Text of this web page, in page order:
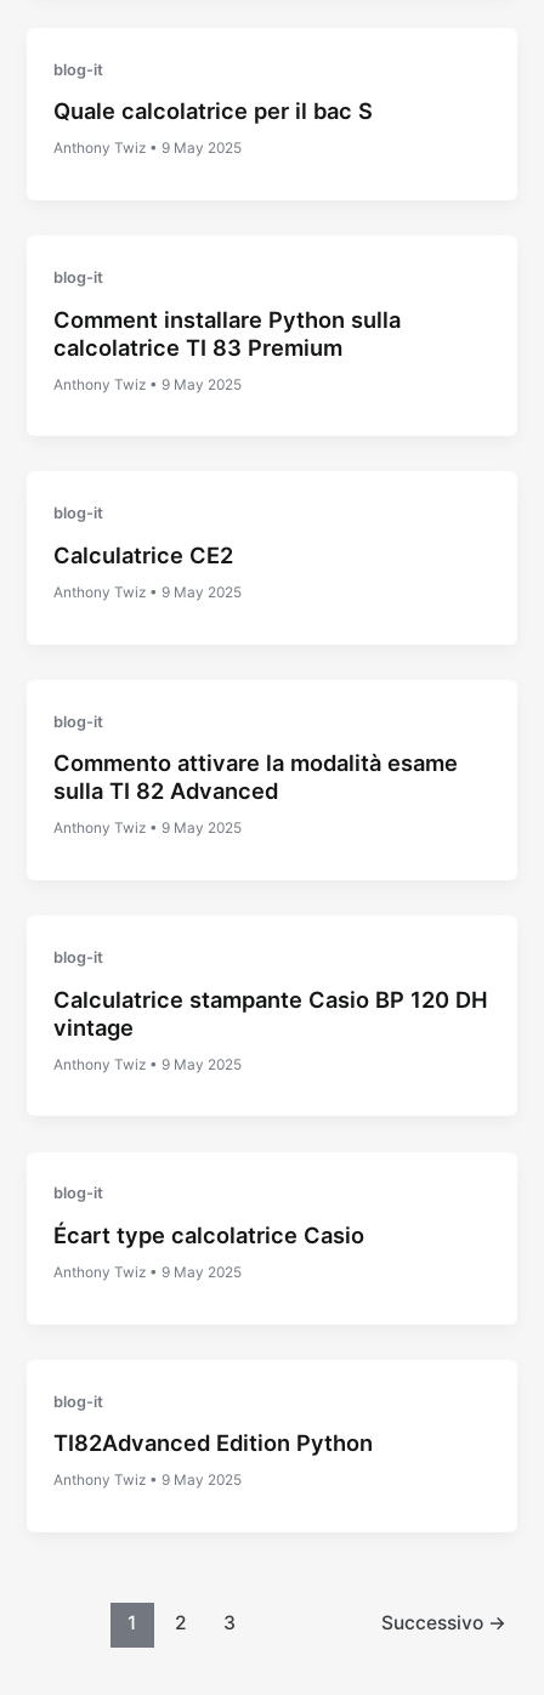
blog-it
Quale calcolatrice per il bac S
Anthony Twiz •9 May 2025
blog-it
Comment installare Python sulla
calcolatrice TI 83 Premium
Anthony Twiz •9 May 2025
blog-it
Calculatrice CE2
Anthony Twiz •9 May 2025
blog-it
Commento attivare la modalità esame
sulla TI 82 Advanced
Anthony Twiz •9 May 2025
blog-it
Calculatrice stampante Casio BP 120 DH
vintage
Anthony Twiz •9 May 2025
blog-it
Écart type calcolatrice Casio
Anthony Twiz •9 May 2025
blog-it
TI82Advanced Edition Python
Anthony Twiz •9 May 2025
1 2 3 Successivo →